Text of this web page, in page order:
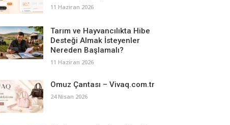
11 Haziran 2026
Tarım ve Hayvancılıkta Hibe
Desteği Almak İsteyenler
Nereden Başlamalı?
11 Haziran 2026
Omuz Çantası – Vivaq.com.tr
24 Nisan 2026